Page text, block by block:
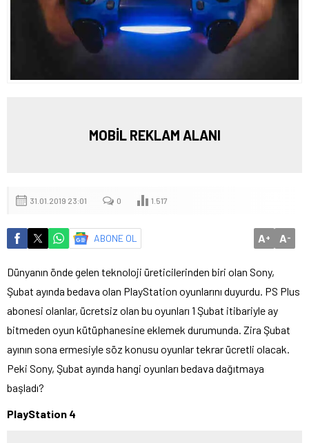
MOBİL REKLAM ALANI
31.01.2019 23:01 0 1.517
ABONE OL A+ A-
Dünyanın önde gelen teknoloji üreticilerinden biri olan Sony,
Şubat ayında bedava olan PlayStation oyunlarını duyurdu. PS Plus
abonesi olanlar, ücretsiz olan bu oyunları 1 Şubat itibariyle ay
bitmeden oyun kütüphanesine eklemek durumunda. Zira Şubat
ayının sona ermesiyle söz konusu oyunlar tekrar ücretli olacak.
Peki Sony, Şubat ayında hangi oyunları bedava dağıtmaya
başladı?
PlayStation 4